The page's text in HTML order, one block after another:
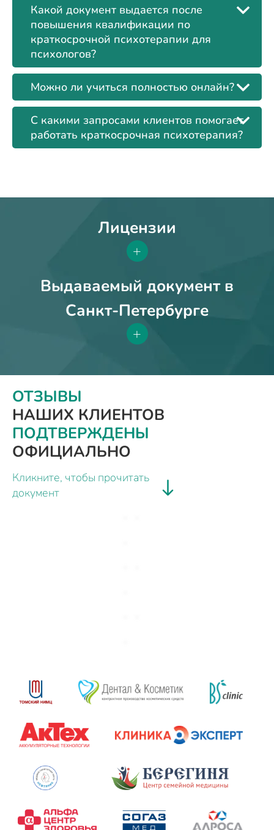
Какой документ выдается после
повышения квалификации по
краткосрочной психотерапии для
психологов?
Можно ли учиться полностью онлайн?
С какими запросами клиентов помогает
работать краткосрочная психотерапия?
Лицензии
+
Выдаваемый документ в
Санкт-Петербурге
+
ОТЗЫВЫ
НАШИХ КЛИЕНТОВ
ПОДТВЕРЖДЕНЫ
ОФИЦИАЛЬНО
Кликните, чтобы прочитать
документ